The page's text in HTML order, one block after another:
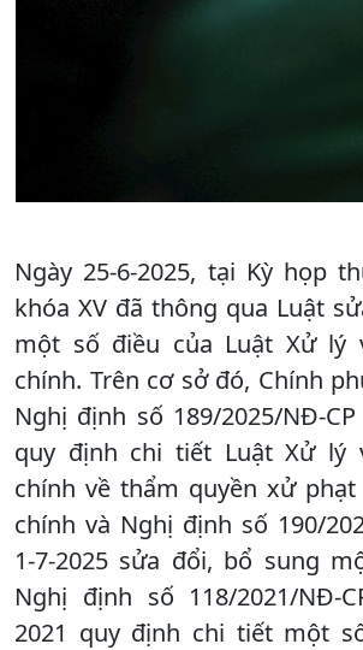
Ngày 25-6-2025, tại Kỳ họp
khóa XV đã thông qua Luật
một số điều của Luật Xử lý
chính. Trên cơ sở đó, Chính
Nghị định số 189/2025/NĐ-
quy định chi tiết Luật Xử lý
chính về thẩm quyền xử
chính và Nghị định số 190/
1-7-2025 sửa đổi, bổ sung
Nghị định số 118/2021/NĐ-
2021 quy định chi tiết một